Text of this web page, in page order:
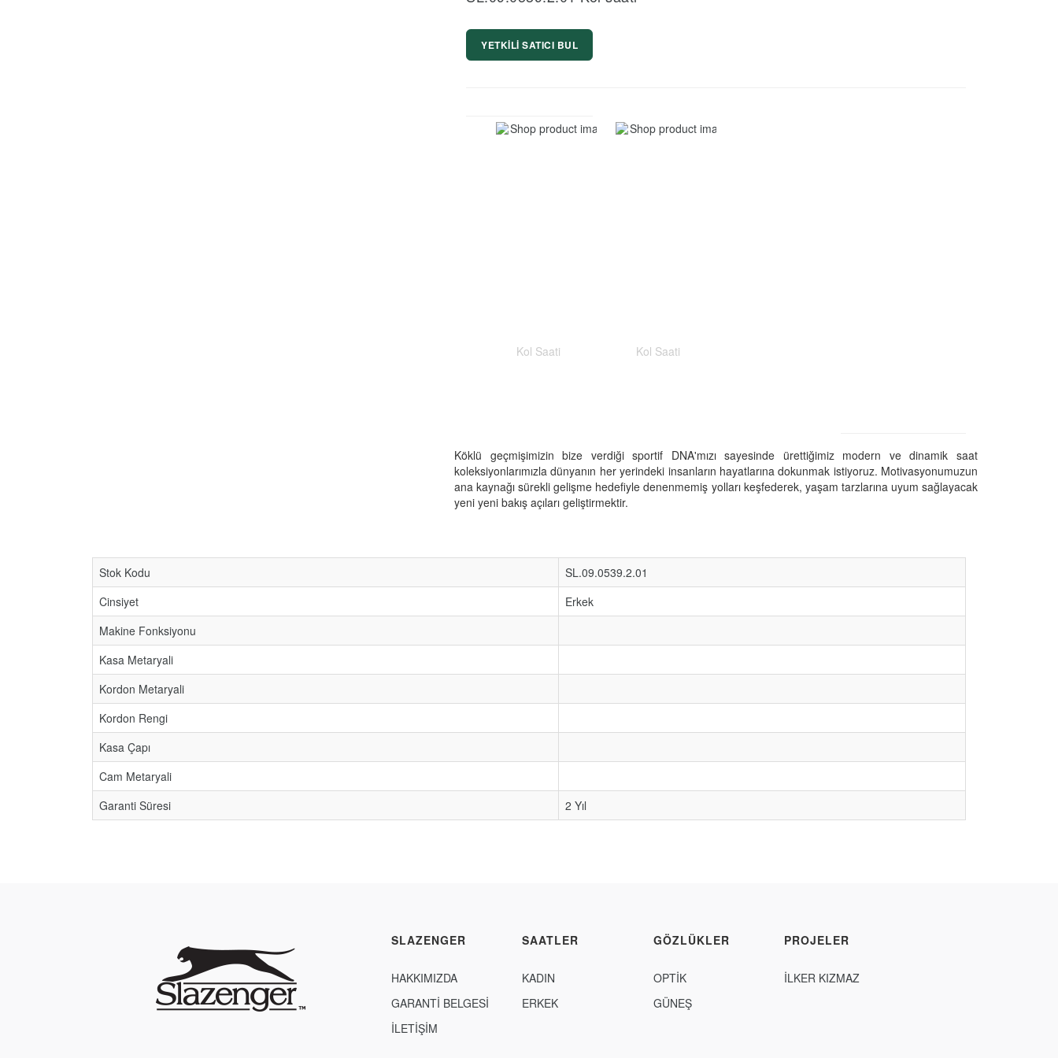
YETKİLİ SATICI BUL
Kol Saati Kol Saati
Köklü geçmişimizin bize verdiği sportif DNA'mızı sayesinde ürettiğimiz modern ve dinamik saat
koleksiyonlarımızla dünyanın her yerindeki insanların hayatlarına dokunmak istiyoruz. Motivasyonumuzun
ana kaynağı sürekli gelişme hedefiyle denenmemiş yolları keşfederek, yaşam tarzlarına uyum sağlayacak
yeni yeni bakış açıları geliştirmektir.
Stok Kodu
SL.09.0539.2.01
Cinsiyet
Erkek
Makine Fonksiyonu
Kasa Metaryali
Kordon Metaryali
Kordon Rengi
Kasa Çapı
Cam Metaryali
Garanti Süresi
2 Yıl
SLAZENGER
HAKKIMIZDA
GARANTİ BELGESİ
İLETİŞİM
SAATLER
KADIN
ERKEK
GÖZLÜKLER
OPTİK
GÜNEŞ
PROJELER
İLKER KIZMAZ